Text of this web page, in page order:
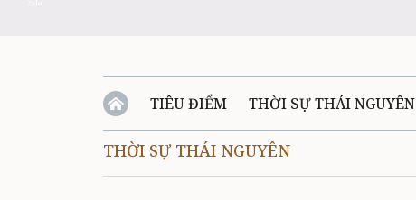
TIÊU ĐIỂM THỜI SỰ THÁI NGUYÊN
QUỐC PHÒNG - AN NINH
THỜI SỰ THÁI NGUYÊN